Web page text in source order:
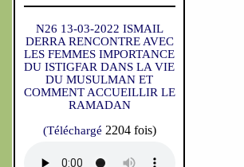
N26 13-03-2022 ISMAIL
DERRA RENCONTRE AVEC
LES FEMMES IMPORTANCE
DU ISTIGFAR DANS LA VIE
DU MUSULMAN ET
COMMENT ACCUEILLIR LE
RAMADAN
(Téléchargé 2204 fois)